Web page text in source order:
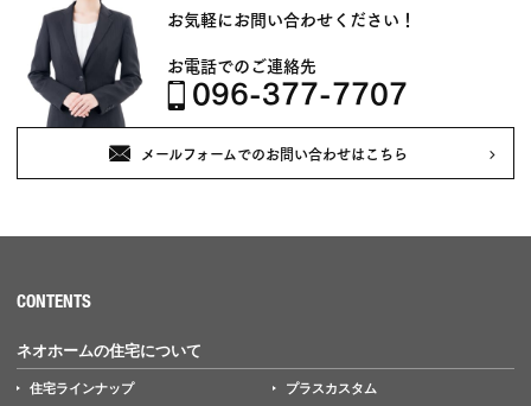
お気軽にお問い合わせください！
お電話でのご連絡先
096-377-7707
メールフォームでのお問い合わせはこちら
CONTENTS
ネオホームの住宅について
住宅ラインナップ プラスカスタム